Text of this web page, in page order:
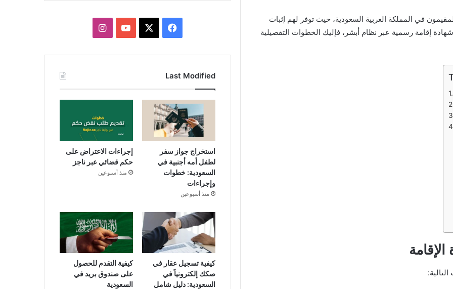
في المملكة العربية السعودية، حيث توفر لهم إثبات
إقامة رسمية عبر نظام أبشر، فإليك الخطوات التفصيلية
فيسبوك يوتيوبانستقرام
Last Modified
استخراج جواز سفر
لطفل أمه أجنبية في
السعودية: خطوات
وإجراءات
منذ أسبوعين
إجراءات الاعتراض على
حكم قضائي عبر ناجز
منذ أسبوعين
كيفية تسجيل عقار في
صكك إلكترونياً في
السعودية: دليل شامل
كيفية التقدم للحصول
على صندوق بريد في
السعودية